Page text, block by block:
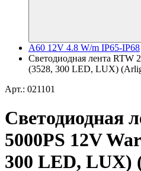
A60 12V 4.8 W/m IP65-IP68
Светодиодная лента RTW
(3528, 300 LED, LUX)
Арт.: 021101
Светодиодная
5000PS 12V
300 LED, LUX)